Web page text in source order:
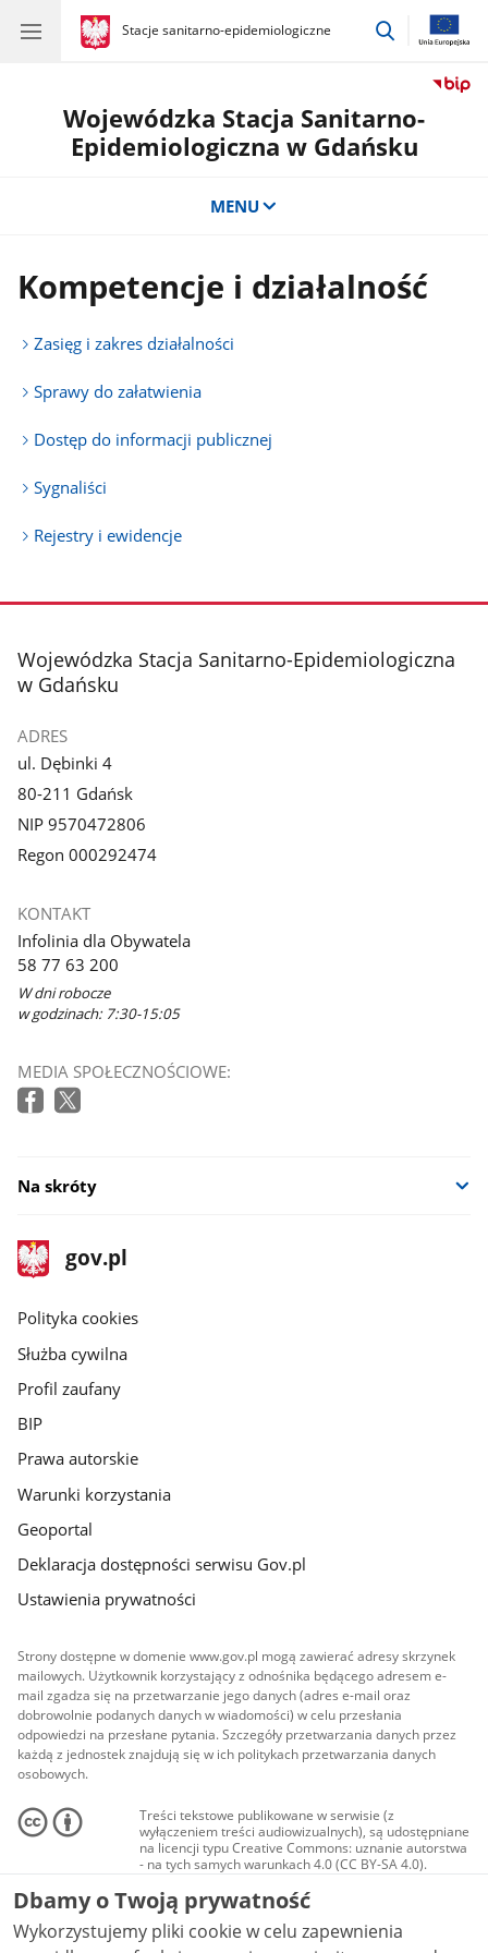
gov.pl
Stacje sanitarno-epidemiologiczne
gov.pl
Stacje
przejdź
Wojewódzka Stacja Sanitarno-
Epidemiologiczna w Gdańsku
MENU
Kompetencje i działalność
Zasięg i zakres działalności
Sprawy do załatwienia
Dostęp do informacji publicznej
Sygnaliści
Rejestry i ewidencje
stopka
Wojewódzka Stacja Sanitarno-Epidemiologiczna
w Gdańsku
ADRES
ul. Dębinki 4
80-211 Gdańsk
NIP 9570472806
Regon 000292474
KONTAKT
Infolinia dla Obywatela
58 77 63 200
W dni robocze
w godzinach: 7:30-15:05
MEDIA SPOŁECZNOŚCIOWE:
Na skróty
stopka
gov.pl
Strona
gov.pl
gov.pl
Polityka cookies
Służba cywilna
Profil zaufany
BIP
Prawa autorskie
Warunki korzystania
Geoportal
Deklaracja dostępności serwisu Gov.pl
Ustawienia prywatności
Strony dostępne w domenie www.gov.pl mogą zawierać adresy skrzynek
mailowych. Użytkownik korzystający z odnośnika będącego adresem e-
mail zgadza się na przetwarzanie jego danych (adres e-mail oraz
dobrowolnie podanych danych w wiadomości) w celu przesłania
odpowiedzi na przesłane pytania. Szczegóły przetwarzania danych przez
każdą z jednostek znajdują się w ich politykach przetwarzania danych
osobowych.
Treści tekstowe publikowane w serwisie (z
wyłączeniem treści audiowizualnych), są udostępniane
na licencji typu Creative Commons: uznanie autorstwa
- na tych samych warunkach 4.0 (CC BY-SA 4.0).
Materiały audiowizualne, w tym zdjęcia, materiały
audio i wideo, są udostępniane na licencji typu
Creative Commons: uznanie autorstwa użycie
niekomercyjne - bez utworów zależnych 4.0 (CC BY-
NC-ND 4.0), o ile nie jest to stwierdzone inaczej.
Dbamy o Twoją prywatność
Wykorzystujemy pliki cookie w celu zapewnienia